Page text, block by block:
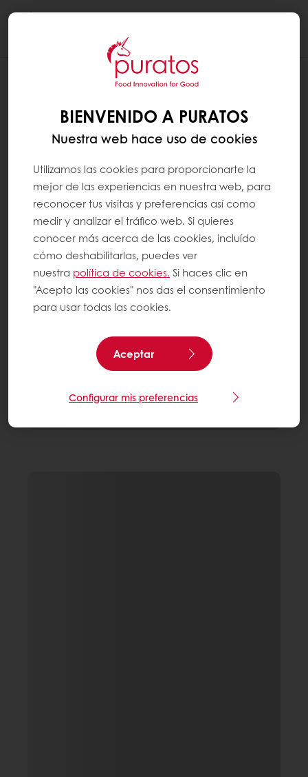
BIENVENIDO A PURATOS
Nuestra web hace uso de cookies
Utilizamos las cookies para proporcionarte la
mejor de las experiencias en nuestra web, para
reconocer tus visitas y preferencias así como
medir y analizar el tráfico web. Si quieres
conocer más acerca de las cookies, incluído
cómo deshabilitarlas, puedes ver
nuestra política de cookies. Si haces clic en
"Acepto las cookies" nos das el consentimiento
para usar todas las cookies.
Aceptar
Configurar mis preferencias